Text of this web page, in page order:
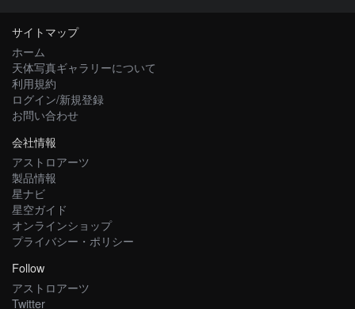
サイトマップ
ホーム
天体写真ギャラリーについて
利用規約
ログイン/新規登録
お問い合わせ
会社情報
アストロアーツ
製品情報
星ナビ
星空ガイド
オンラインショップ
プライバシー・ポリシー
Follow
アストロアーツ
Twitter